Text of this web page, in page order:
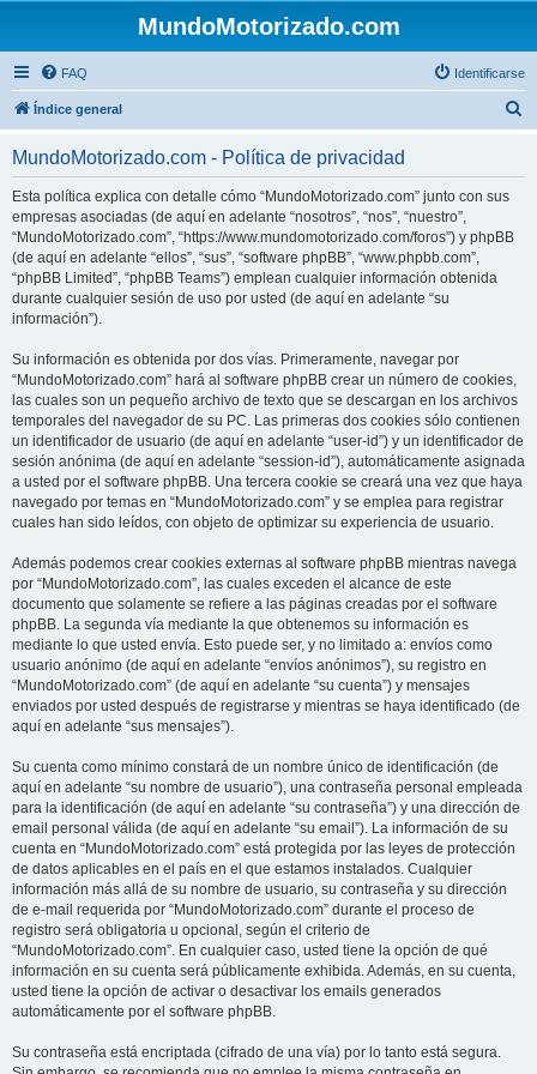
MundoMotorizado.com
FAQ Identificarse
Índice general
MundoMotorizado.com - Política de privacidad
Esta política explica con detalle cómo “MundoMotorizado.com” junto con sus
empresas asociadas (de aquí en adelante “nosotros”, “nos”, “nuestro”,
“MundoMotorizado.com”, “https://www.mundomotorizado.com/foros”) y phpBB
(de aquí en adelante “ellos”, “sus”, “software phpBB”, “www.phpbb.com”,
“phpBB Limited”, “phpBB Teams”) emplean cualquier información obtenida
durante cualquier sesión de uso por usted (de aquí en adelante “su
información”).
Su información es obtenida por dos vías. Primeramente, navegar por
“MundoMotorizado.com” hará al software phpBB crear un número de cookies,
las cuales son un pequeño archivo de texto que se descargan en los archivos
temporales del navegador de su PC. Las primeras dos cookies sólo contienen
un identificador de usuario (de aquí en adelante “user-id”) y un identificador de
sesión anónima (de aquí en adelante “session-id”), automáticamente asignada
a usted por el software phpBB. Una tercera cookie se creará una vez que haya
navegado por temas en “MundoMotorizado.com” y se emplea para registrar
cuales han sido leídos, con objeto de optimizar su experiencia de usuario.
Además podemos crear cookies externas al software phpBB mientras navega
por “MundoMotorizado.com”, las cuales exceden el alcance de este
documento que solamente se refiere a las páginas creadas por el software
phpBB. La segunda vía mediante la que obtenemos su información es
mediante lo que usted envía. Esto puede ser, y no limitado a: envíos como
usuario anónimo (de aquí en adelante “envíos anónimos”), su registro en
“MundoMotorizado.com” (de aquí en adelante “su cuenta”) y mensajes
enviados por usted después de registrarse y mientras se haya identificado (de
aquí en adelante “sus mensajes”).
Su cuenta como mínimo constará de un nombre único de identificación (de
aquí en adelante “su nombre de usuario”), una contraseña personal empleada
para la identificación (de aquí en adelante “su contraseña”) y una dirección de
email personal válida (de aquí en adelante “su email”). La información de su
cuenta en “MundoMotorizado.com” está protegida por las leyes de protección
de datos aplicables en el país en el que estamos instalados. Cualquier
información más allá de su nombre de usuario, su contraseña y su dirección
de e-mail requerida por “MundoMotorizado.com” durante el proceso de
registro será obligatoria u opcional, según el criterio de
“MundoMotorizado.com”. En cualquier caso, usted tiene la opción de qué
información en su cuenta será públicamente exhibida. Además, en su cuenta,
usted tiene la opción de activar o desactivar los emails generados
automáticamente por el software phpBB.
Su contraseña está encriptada (cifrado de una vía) por lo tanto está segura.